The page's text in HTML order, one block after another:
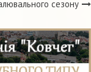
сезону